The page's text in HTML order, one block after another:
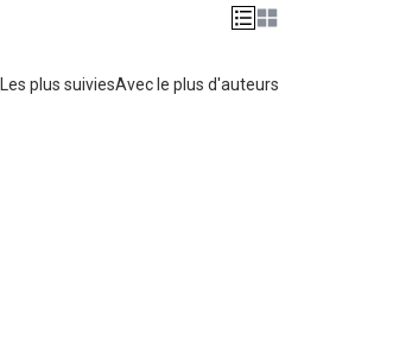
Les plus suiviesAvec le plus d'auteurs